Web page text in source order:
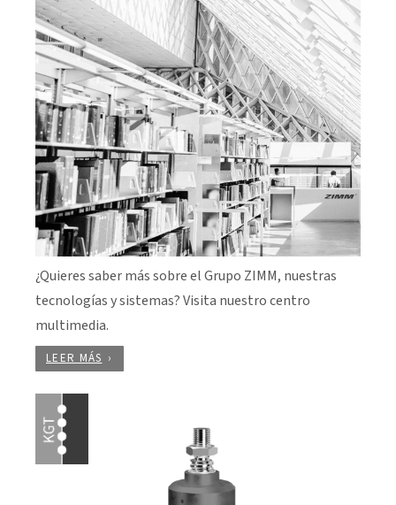
¿Quieres saber más sobre el Grupo ZIMM, nuestras
tecnologías y sistemas? Visita nuestro centro
multimedia.
LEER MÁS